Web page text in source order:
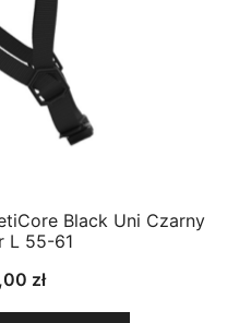
Black Uni Czarny
L 55-61
zł